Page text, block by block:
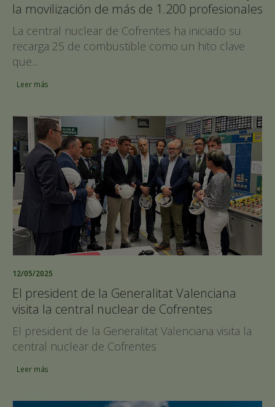
la movilización de más de 1.200 profesionales
La central nuclear de Cofrentes ha iniciado su
recarga 25 de combustible como un hito clave
que...
Leer más
12/05/2025
El president de la Generalitat Valenciana
visita la central nuclear de Cofrentes
El president de la Generalitat Valenciana visita la
central nuclear de Cofrentes
Leer más